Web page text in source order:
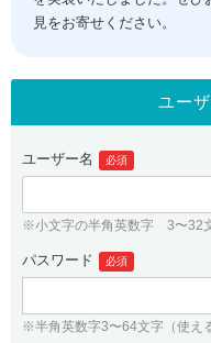
ドメイン一括検索
.jpドメインオークション
gTLDオークション
.jpドメインバックオーダー
プレミアムドメイン
人気ドメインの種類
WHOIS検索
SSL証明書
お得意様割引
紹介制度
バリュードメインAPI
ドメイン・ホスティングOEM
従来のバリュ
見をお寄せください。
ユー
ユーザー名 必須
※小文字の半角英数字 3〜32
パスワード 必須
※半角英数字3〜64文字（使え